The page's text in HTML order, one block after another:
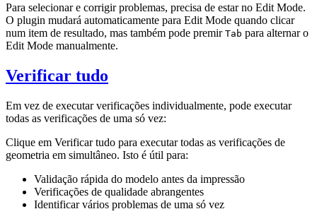
Para selecionar e corrigir problemas, precisa de estar no Edit Mode.
O plugin mudará automaticamente para Edit Mode quando clicar
num item de resultado, mas também pode premir Tab para alternar o
Edit Mode manualmente.
Verificar tudo
Em vez de executar verificações individualmente, pode executar
todas as verificações de uma só vez:
Clique em Verificar tudo para executar todas as verificações de
geometria em simultâneo. Isto é útil para:
Validação rápida do modelo antes da impressão
Verificações de qualidade abrangentes
Identificar vários problemas de uma só vez